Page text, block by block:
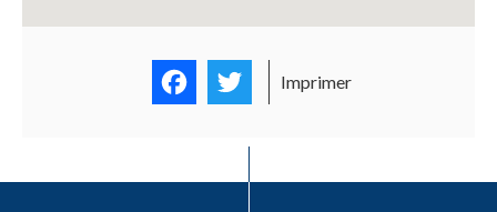
FacebookTwitter
Imprimer